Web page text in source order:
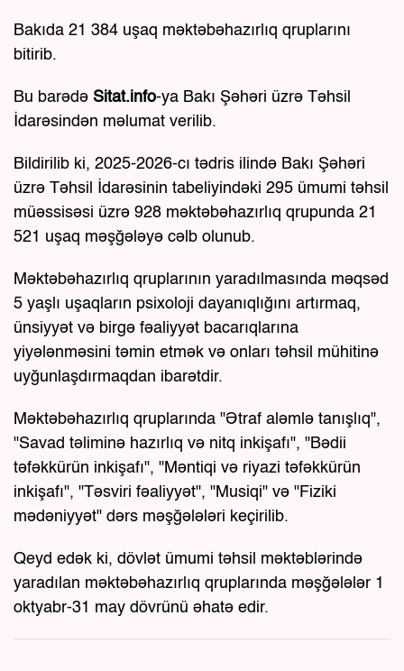
Bakıda 21 384 uşaq məktəbəhazırlıq qruplarını
bitirib.
Bu barədə Sitat.info-ya Bakı Şəhəri üzrə Təhsil
İdarəsindən məlumat verilib.
Bildirilib ki, 2025-2026-cı tədris ilində Bakı Şəhəri
üzrə Təhsil İdarəsinin tabeliyindəki 295 ümumi təhsil
müəssisəsi üzrə 928 məktəbəhazırlıq qrupunda 21
521 uşaq məşğələyə cəlb olunub.
Məktəbəhazırlıq qruplarının yaradılmasında məqsəd
5 yaşlı uşaqların psixoloji dayanıqlığını artırmaq,
ünsiyyət və birgə fəaliyyət bacarıqlarına
yiyələnməsini təmin etmək və onları təhsil mühitinə
uyğunlaşdırmaqdan ibarətdir.
Məktəbəhazırlıq qruplarında "Ətraf aləmlə tanışlıq",
"Savad təliminə hazırlıq və nitq inkişafı", "Bədii
təfəkkürün inkişafı", "Məntiqi və riyazi təfəkkürün
inkişafı", "Təsviri fəaliyyət", "Musiqi" və "Fiziki
mədəniyyət" dərs məşğələləri keçirilib.
Qeyd edək ki, dövlət ümumi təhsil məktəblərində
yaradılan məktəbəhazırlıq qruplarında məşğələlər 1
oktyabr-31 may dövrünü əhatə edir.